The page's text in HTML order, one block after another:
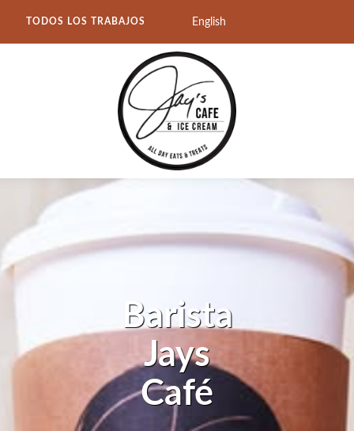
TODOS LOS TRABAJOS English
Barista
Jays
Café